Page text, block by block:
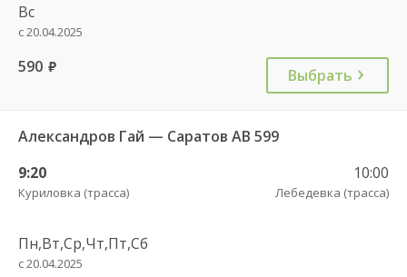
Вс
с 20.04.2025
590 руб. Выбрать
Александров Гай — Саратов АВ 599
9:20
Куриловка (трасса)
10:00
Лебедевка (трасса)
Пн,Вт,Ср,Чт,Пт,Сб
с 20.04.2025